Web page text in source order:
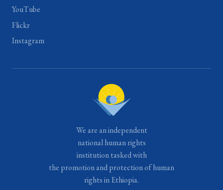
YouTube
Flickr
Instagram
We are an independent
national human rights
institution tasked with
the promotion and protection of human
rights in Ethiopia.